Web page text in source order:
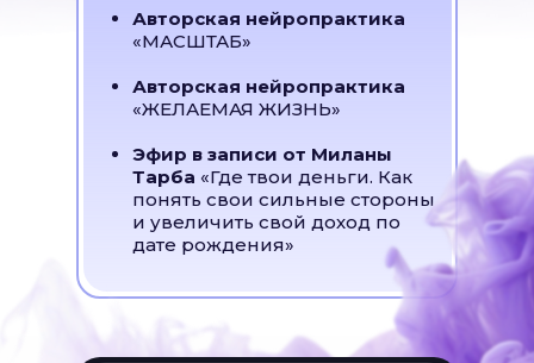
Авторская нейропрактика
«МАСШТАБ»
Авторская нейропрактика
«ЖЕЛАЕМАЯ ЖИЗНЬ»
Эфир в записи от Миланы
Тарба «Где твои деньги. Как
понять свои сильные стороны
и увеличить свой доход по
дате рождения»